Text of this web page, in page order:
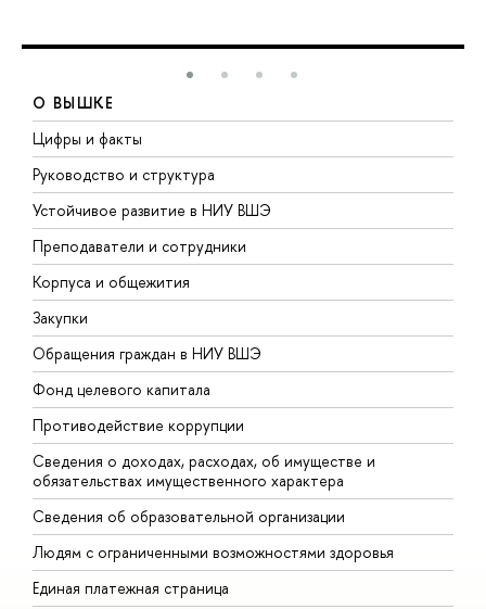
О ВЫШКЕ
Цифры и факты
Руководство и структура
Устойчивое развитие в НИУ ВШЭ
Преподаватели и сотрудники
Корпуса и общежития
Закупки
Обращения граждан в НИУ ВШЭ
Фонд целевого капитала
Противодействие коррупции
Сведения о доходах, расходах, об имуществе и
обязательствах имущественного характера
Сведения об образовательной организации
Людям с ограниченными возможностями здоровья
Единая платежная страница